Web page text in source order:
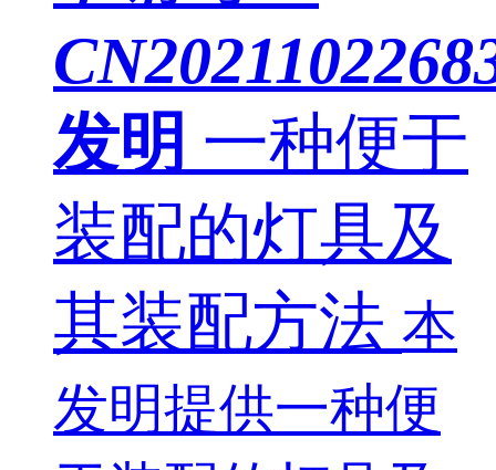
发明 一种便于
装配的灯具及
其装配方法 本
发明提供一种便